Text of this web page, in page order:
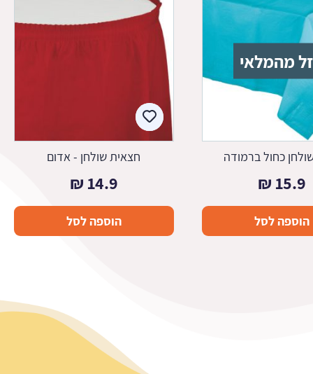
מהמלאי
כחול ברמודה
15.9
₪
הוספה לסל
חצאית שולחן - אדום
14.9
₪
הוספה לסל